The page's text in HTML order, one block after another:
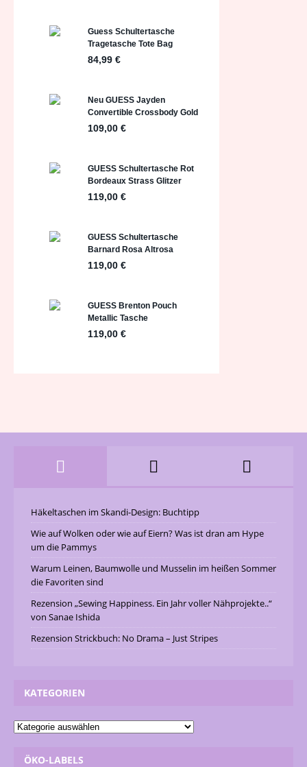
Häkeltaschen im Skandi-Design: Buchtipp
Wie auf Wolken oder wie auf Eiern? Was ist dran am Hype
um die Pammys
Warum Leinen, Baumwolle und Musselin im heißen Sommer
die Favoriten sind
Rezension „Sewing Happiness. Ein Jahr voller Nähprojekte..“
von Sanae Ishida
Rezension Strickbuch: No Drama – Just Stripes
KATEGORIEN
ÖKO-LABELS